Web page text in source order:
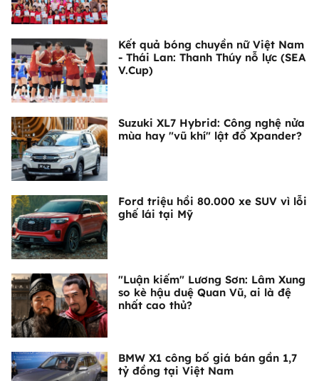
Kết quả bóng chuyền nữ Việt Nam
- Thái Lan: Thanh Thúy nỗ lực (SEA
V.Cup)
Suzuki XL7 Hybrid: Công nghệ nửa
mùa hay "vũ khí" lật đổ Xpander?
Ford triệu hồi 80.000 xe SUV vì lỗi
ghế lái tại Mỹ
"Luận kiếm" Lương Sơn: Lâm Xung
so kè hậu duệ Quan Vũ, ai là đệ
nhất cao thủ?
BMW X1 công bố giá bán gần 1,7
tỷ đồng tại Việt Nam